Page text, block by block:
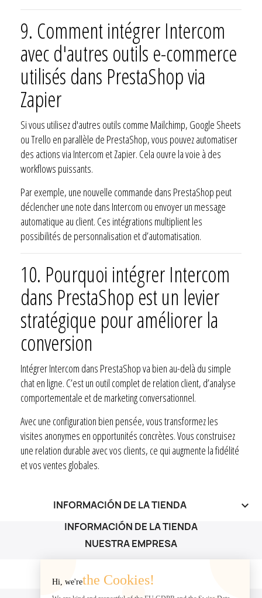
9. Comment intégrer Intercom
avec d'autres outils e-commerce
utilisés dans PrestaShop via
Zapier
Si vous utilisez d'autres outils comme Mailchimp, Google Sheets
ou Trello en parallèle de PrestaShop, vous pouvez automatiser
des actions via Intercom et Zapier. Cela ouvre la voie à des
workflows puissants.
Par exemple, une nouvelle commande dans PrestaShop peut
déclencher une note dans Intercom ou envoyer un message
automatique au client. Ces intégrations multiplient les
possibilités de personnalisation et d’automatisation.
10. Pourquoi intégrer Intercom
dans PrestaShop est un levier
stratégique pour améliorer la
conversion
Intégrer Intercom dans PrestaShop va bien au-delà du simple
chat en ligne. C’est un outil complet de relation client, d’analyse
comportementale et de marketing conversationnel.
Avec une configuration bien pensée, vous transformez les
visites anonymes en opportunités concrètes. Vous construisez
une relation durable avec vos clients, ce qui augmente la fidélité
et vos ventes globales.
INFORMACIÓN DE LA TIENDA keyboard_arrow_down
INFORMACIÓN DE LA TIENDA
NUESTRA EMPRESA
NUESTRA EMPRESA
Hi, we'rethe Cookies!